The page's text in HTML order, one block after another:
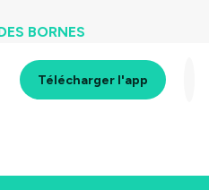
BORNES
Télécharger l'app